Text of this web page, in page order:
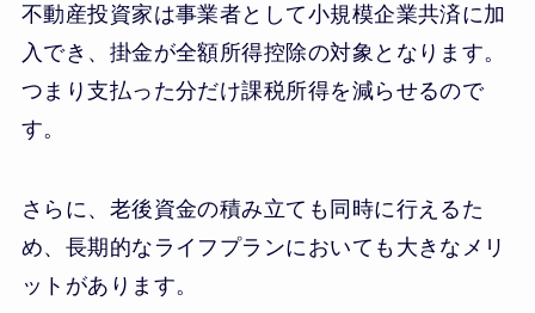
不動産投資家は事業者として小規模企業共済に加
入でき、掛金が全額所得控除の対象となります。
つまり支払った分だけ課税所得を減らせるので
す。
さらに、老後資金の積み立ても同時に行えるた
め、長期的なライフプランにおいても大きなメリ
ットがあります。